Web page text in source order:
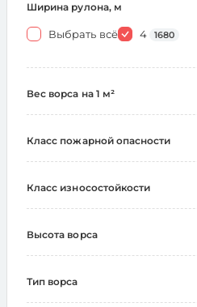
Ширина рулона, м
Выбрать всё 4 1680
Вес ворса на 1 м²
450 240
1100 480
Класс пожарной опасности
КМ2
Класс износостойкости
33 1680
Высота ворса
Низкая (до 6 мм)
Тип ворса